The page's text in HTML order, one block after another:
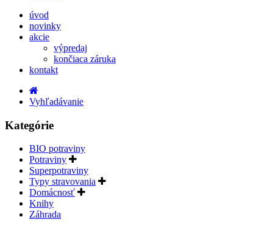
úvod
novinky
akcie
výpredaj
končiaca záruka
kontakt
Vyhľadávanie
Kategórie
BIO potraviny
Potraviny
Superpotraviny
Typy stravovania
Domácnosť
Knihy
Záhrada